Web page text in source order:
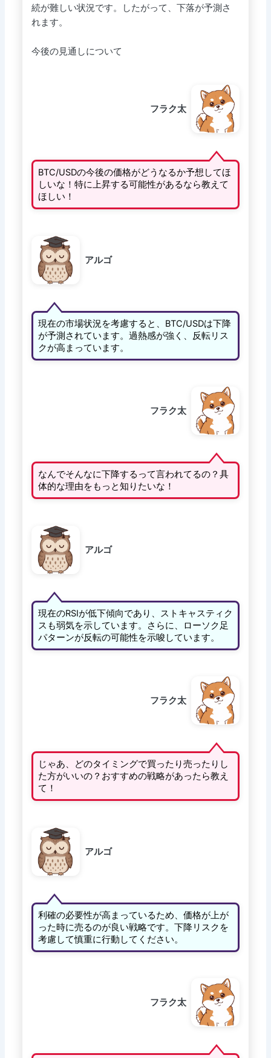
続が難しい状況です。したがって、下落が予測さ
れます。
今後の見通しについて
フラク太
BTC/USDの今後の価格がどうなるか予想してほ
しいな！特に上昇する可能性があるなら教えて
ほしい！
アルゴ
現在の市場状況を考慮すると、BTC/USDは下降
が予測されています。過熱感が強く、反転リス
クが高まっています。
フラク太
なんでそんなに下降するって言われてるの？具
体的な理由をもっと知りたいな！
アルゴ
現在のRSIが低下傾向であり、ストキャスティク
スも弱気を示しています。さらに、ローソク足
パターンが反転の可能性を示唆しています。
フラク太
じゃあ、どのタイミングで買ったり売ったりし
た方がいいの？おすすめの戦略があったら教え
て！
アルゴ
利確の必要性が高まっているため、価格が上が
った時に売るのが良い戦略です。下降リスクを
考慮して慎重に行動してください。
フラク太